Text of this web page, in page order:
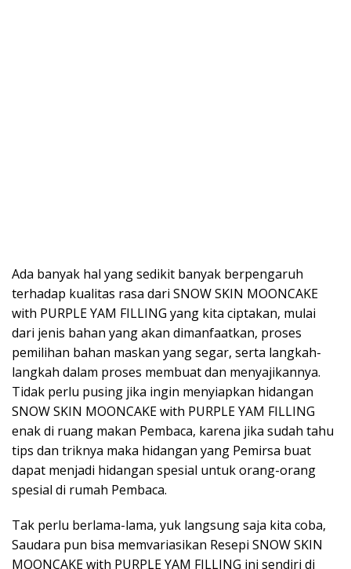
Ada banyak hal yang sedikit banyak berpengaruh
terhadap kualitas rasa dari SNOW SKIN MOONCAKE
with PURPLE YAM FILLING yang kita ciptakan, mulai
dari jenis bahan yang akan dimanfaatkan, proses
pemilihan bahan maskan yang segar, serta langkah-
langkah dalam proses membuat dan menyajikannya.
Tidak perlu pusing jika ingin menyiapkan hidangan
SNOW SKIN MOONCAKE with PURPLE YAM FILLING
enak di ruang makan Pembaca, karena jika sudah tahu
tips dan triknya maka hidangan yang Pemirsa buat
dapat menjadi hidangan spesial untuk orang-orang
spesial di rumah Pembaca.
Tak perlu berlama-lama, yuk langsung saja kita coba,
Saudara pun bisa memvariasikan Resepi SNOW SKIN
MOONCAKE with PURPLE YAM FILLING ini sendiri di